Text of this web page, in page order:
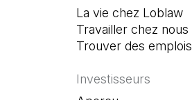
La vie chez Loblaw
Travailler chez nous
Trouver des emplois
Investisseurs